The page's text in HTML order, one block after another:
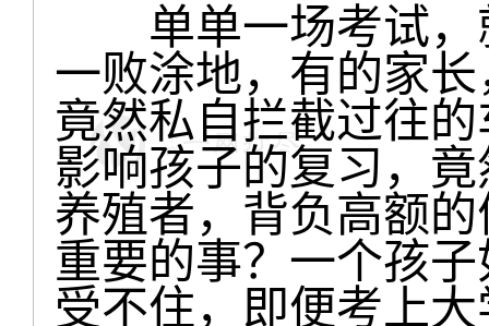
单单一场考试，
一败涂地，有的家
竟然私自拦截过往
影响孩子的复习，
养殖者，背负高额
重要的事？一个孩
受不住，即便考上